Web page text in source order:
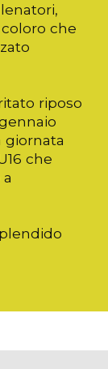
che
riposo
giornata
che